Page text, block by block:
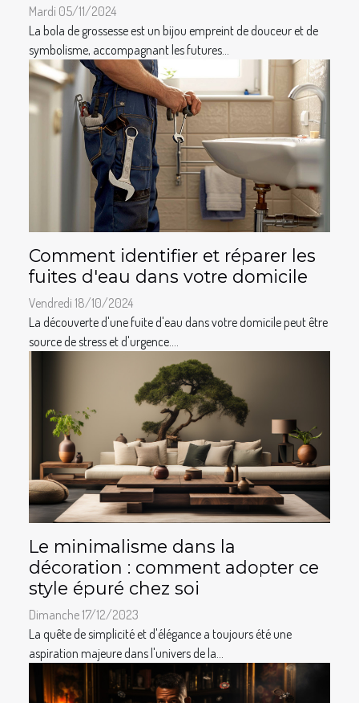
Mardi 05/11/2024
La bola de grossesse est un bijou empreint de douceur et de
symbolisme, accompagnant les futures...
Comment identifier et réparer les
fuites d'eau dans votre domicile
Vendredi 18/10/2024
La découverte d'une fuite d'eau dans votre domicile peut être
source de stress et d'urgence....
Le minimalisme dans la
décoration : comment adopter ce
style épuré chez soi
Dimanche 17/12/2023
La quête de simplicité et d'élégance a toujours été une
aspiration majeure dans l'univers de la...